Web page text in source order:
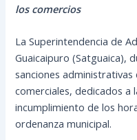
los comercios
La Superintendencia de
Guaicaipuro (Satguaica),
sanciones
comerciales, dedicados a
incumplimiento de los
ordenanza municipal.